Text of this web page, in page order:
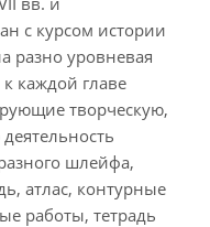
с курсом истории
разно уровневая
каждой главе
творческую,
шлейфа,
атлас, контурные
работы, тетрадь